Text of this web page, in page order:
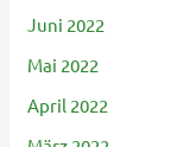
Juni 2022
Mai 2022
April 2022